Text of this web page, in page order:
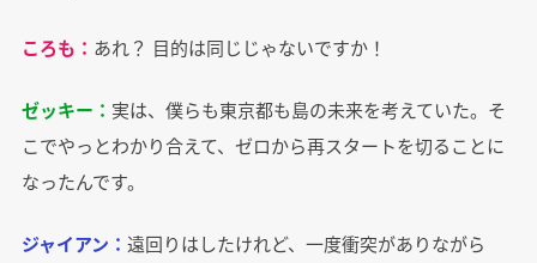
ころも： あれ？ 目的は同じじゃないですか！
ゼッキー： 実は、僕らも東京都も島の未来を考えていた。そ
こでやっとわかり合えて、ゼロから再スタートを切ることに
なったんです。
ジャイアン： 遠回りはしたけれど、一度衝突がありながら